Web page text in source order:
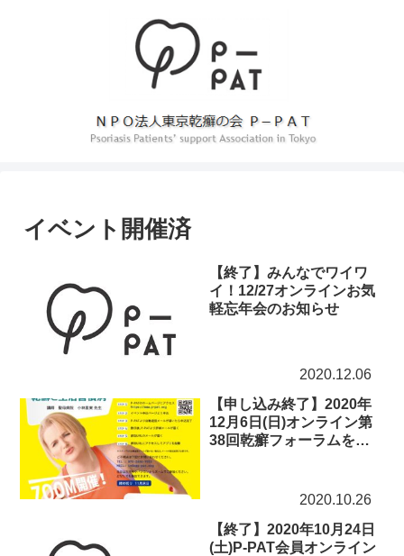
イベント開催済
【終了】みんなでワイワ
イ！12/27オンラインお気
軽忘年会のお知らせ
2020.12.06
【申し込み終了】2020年
12月6日(日)オンライン第
38回乾癬フォーラムを開
2020.10.26
【終了】2020年10月24日
(土)P-PAT会員オンライン